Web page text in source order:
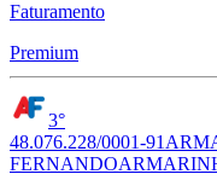
Faturamento
Premium
3°
48.076.228/0001-91
FERNANDO